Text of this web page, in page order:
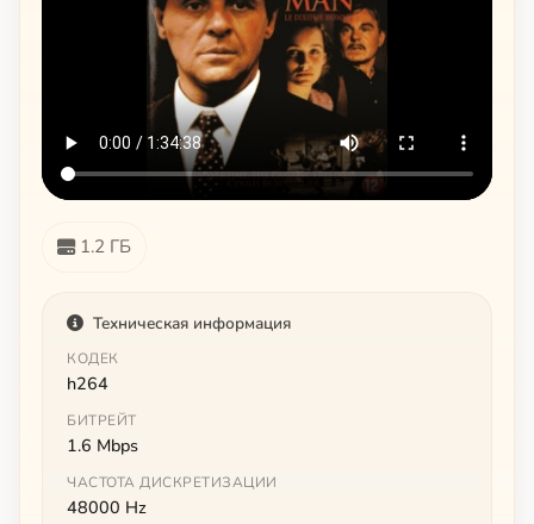
1.2 ГБ
Техническая информация
КОДЕК
h264
БИТРЕЙТ
1.6 Mbps
ЧАСТОТА ДИСКРЕТИЗАЦИИ
48000 Hz